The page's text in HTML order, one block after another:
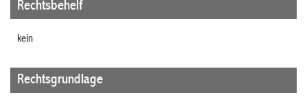
Rechtsbehelf
kein
Rechtsgrundlage